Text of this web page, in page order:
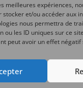
meilleures expériences,
stocker et/ou accéder aux
nous permettra de
ou les ID uniques sur ce
peut avoir un effet